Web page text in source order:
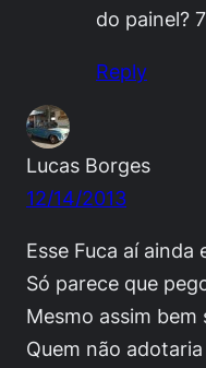
do painel?
Reply
Lucas Borges
12/14/2013
Esse Fuca aí
Só parece que
Mesmo assim
Quem não adotaria